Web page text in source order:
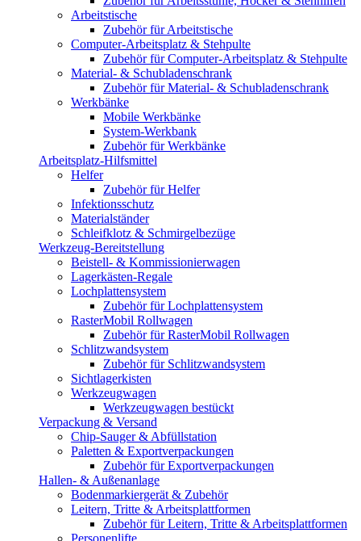
Arbeitstische
Zubehör für Arbeitstische
Computer-Arbeitsplatz & Stehpulte
Zubehör für Computer-Arbeitsplatz & Stehpulte
Material- & Schubladenschrank
Zubehör für Material- & Schubladenschrank
Werkbänke
Mobile Werkbänke
System-Werkbank
Zubehör für Werkbänke
Arbeitsplatz-Hilfsmittel
Helfer
Zubehör für Helfer
Infektionsschutz
Materialständer
Schleifklotz & Schmirgelbezüge
Werkzeug-Bereitstellung
Beistell- & Kommissionierwagen
Lagerkästen-Regale
Lochplattensystem
Zubehör für Lochplattensystem
RasterMobil Rollwagen
Zubehör für RasterMobil Rollwagen
Schlitzwandsystem
Zubehör für Schlitzwandsystem
Sichtlagerkisten
Werkzeugwagen
Werkzeugwagen bestückt
Verpackung & Versand
Chip-Sauger & Abfüllstation
Paletten & Exportverpackungen
Zubehör für Exportverpackungen
Hallen- & Außenanlage
Bodenmarkiergerät & Zubehör
Leitern, Tritte & Arbeitsplattformen
Zubehör für Leitern, Tritte & Arbeitsplattformen
Personenlifte